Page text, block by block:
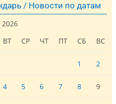
/ Новости по датам
2026
ВТ СР ЧТ ПТ СБ ВС
1 2
4 5 6 7 8 9